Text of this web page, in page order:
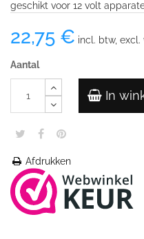
geschikt voor 12 volt
22,75 € incl. btw, excl.
Aantal
In
Afdrukken